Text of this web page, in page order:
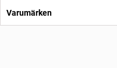
Varumärken